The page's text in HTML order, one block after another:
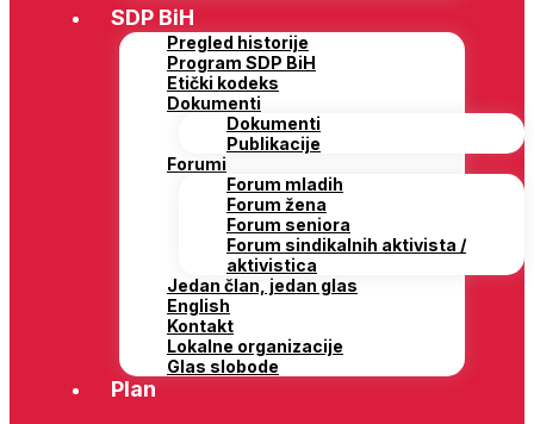
SDP BiH
Pregled historije
Program SDP BiH
Etički kodeks
Dokumenti
Dokumenti
Publikacije
Forumi
Forum mladih
Forum žena
Forum seniora
Forum sindikalnih aktivista /
aktivistica
Jedan član, jedan glas
English
Kontakt
Lokalne organizacije
Glas slobode
Plan